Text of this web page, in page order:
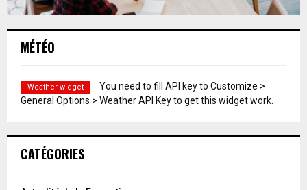
MÉTÉO
Weather widget
You need to fill API key to Customize >
General Options > Weather API Key to get this widget work.
CATÉGORIES